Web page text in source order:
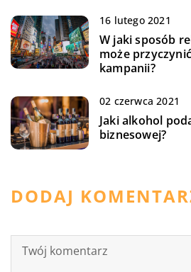
16 lutego 2021
W jaki sposób
może
kampanii?
02 czerwca 2021
Jaki alkohol
biznesowej?
DODAJ